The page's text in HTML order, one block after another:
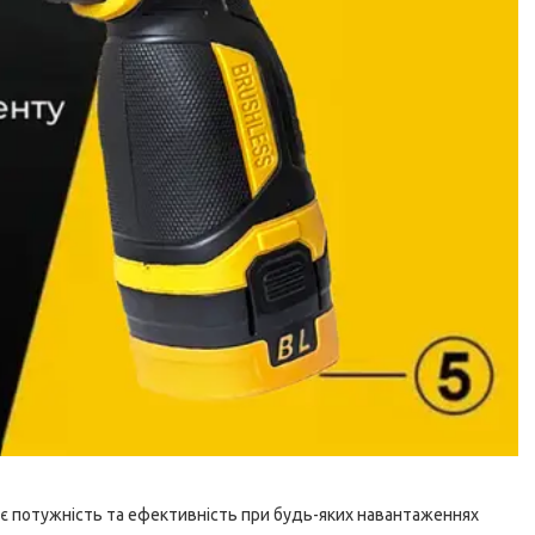
потужність та ефективність при будь-яких навантаженнях